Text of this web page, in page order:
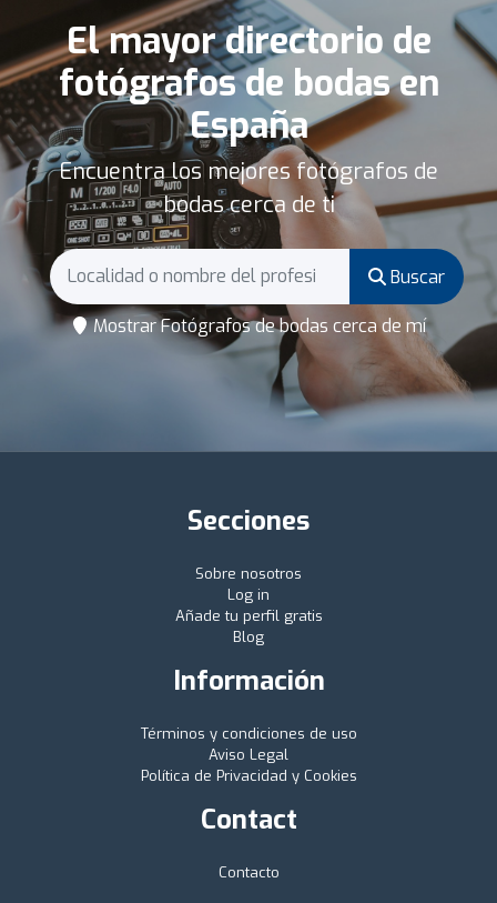
El mayor directorio de
fotógrafos de bodas en
España
Encuentra los mejores fotógrafos de
bodas cerca de ti
Buscar
Mostrar Fotógrafos de bodas cerca de mí
Secciones
Sobre nosotros
Log in
Añade tu perfil gratis
Blog
Información
Términos y condiciones de uso
Aviso Legal
Política de Privacidad y Cookies
Contact
Contacto